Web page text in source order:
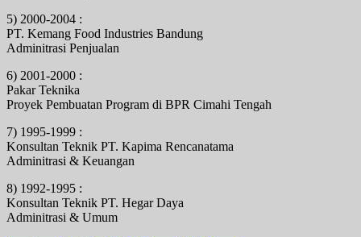
5) 2000-2004 :
PT. Kemang Food Industries Bandung
Adminitrasi Penjualan
6) 2001-2000 :
Pakar Teknika
Proyek Pembuatan Program di BPR Cimahi Tengah
7) 1995-1999 :
Konsultan Teknik PT. Kapima Rencanatama
Adminitrasi & Keuangan
8) 1992-1995 :
Konsultan Teknik PT. Hegar Daya
Adminitrasi & Umum